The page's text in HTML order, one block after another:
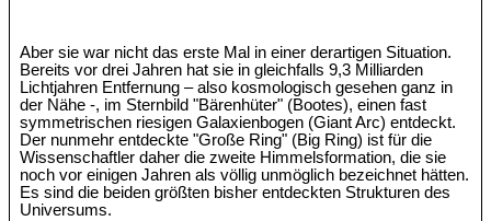
Aber sie war nicht das erste Mal in einer derartigen Situation.
Bereits vor drei Jahren hat sie in gleichfalls 9,3 Milliarden
Lichtjahren Entfernung – also kosmologisch gesehen ganz in
der Nähe -, im Sternbild "Bärenhüter" (Bootes), einen fast
symmetrischen riesigen Galaxienbogen (Giant Arc) entdeckt.
Der nunmehr entdeckte "Große Ring" (Big Ring) ist für die
Wissenschaftler daher die zweite Himmelsformation, die sie
noch vor einigen Jahren als völlig unmöglich bezeichnet hätten.
Es sind die beiden größten bisher entdeckten Strukturen des
Universums.